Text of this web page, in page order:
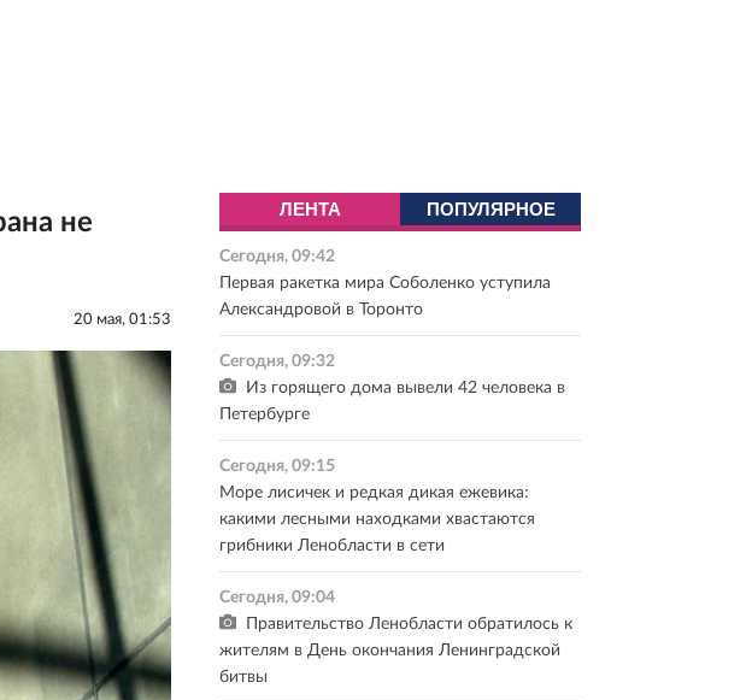
не
20 мая, 01:53
ЛЕНТА ПОПУЛЯРНОЕ
Сегодня, 09:42
Первая ракетка мира Соболенко уступила
Александровой в Торонто
Сегодня, 09:32
Из горящего дома вывели 42 человека в
Петербурге
Сегодня, 09:15
Море лисичек и редкая дикая ежевика:
какими лесными находками хвастаются
грибники Ленобласти в сети
Сегодня, 09:04
Правительство Ленобласти обратилось к
жителям в День окончания Ленинградской
битвы